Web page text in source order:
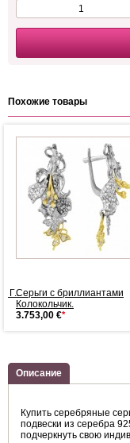
Похожие товары
Г...Серьги с бриллиантами
Колокольчик.
3.753,00 €*
Описание
Купить серебряные
подвески из серебра
подчеркнуть свою